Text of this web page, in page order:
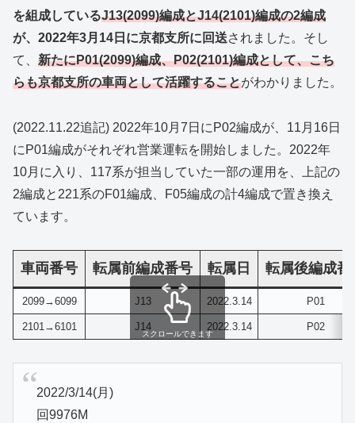
を組成しているJ13(2099)編成とJ14(2101)編成の2編成
が、2022年3月14日に京都支所に回送されました。そし
て、 新たにP01(2099)編成、P02(2101)編成として、こち
らも京都支所の車両として活躍することがわかりました。
(2022.11.22追記) 2022年10月7日にP02編成が、11月16日
にP01編成がそれぞれ営業運転を開始しました。2022年
10月に入り、117系が担当していた一部の運用を、上記の
2編成と221系のF01編成、F05編成の計4編成で置き換え
ています。
車両番号 転属前編成番号 転属日 転属後編成番
2099→6099 J13 2022.3.14 P01
2101→6101 J14 2022.3.14 P02
スクロールできます
2022/3/14(月)
回9976M